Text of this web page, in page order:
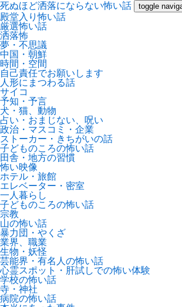
死ぬほど洒落にならない怖い話 toggle
殿堂入り怖い話
厳選怖い話
洒落怖
夢・不思議
中国・朝鮮
時間・空間
自己責任でお願いします
人形にまつわる話
サイコ
予知・予言
犬・猫、動物
占い・おまじない、呪い
政治・マスコミ・企業
ストーカー・きちがいの話
子どものころの怖い話
田舎・地方の習慣
怖い映像
ホテル・旅館
エレベーター・密室
一人暮らし
子どものころの怖い話
宗教
山の怖い話
暴力団・やくざ
業界、職業
生物・妖怪
芸能界・有名人の怖い話
心霊スポット・肝試しでの怖い体験
学校の怖い話
寺・神社
病院の怖い話